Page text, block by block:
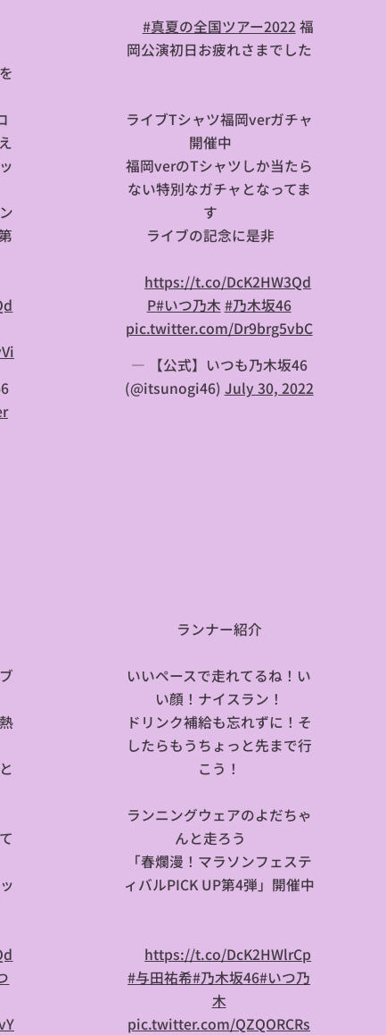
#真夏の全国ツアー2022福
岡公演初日お疲れさまでした
ライブTシャツ福岡verガチャ
開催中✨
福岡verのTシャツしか当たら
ない特別なガチャとなってま
す🤩
ライブの記念に是非🎊
https://t.co/DcK2HW3Qd
P#いつ乃木 #乃木坂46
pic.twitter.com/Dr9brg5vbC
— 【公式】いつも乃木坂46
(@itsunogi46) July 30, 2022
🌸ランナー紹介🏃
いいペースで走れてるね！い
い顔！ナイスラン！
ドリンク補給も忘れずに！そ
したらもうちょっと先まで行
こう！
ランニングウェアのよだちゃ
んと走ろう😍
「春爛漫！マラソンフェステ
ィバルPICK UP第4弾」開催中
https://t.co/DcK2HWlrCp
#与田祐希#乃木坂46#いつ乃
木
pic.twitter.com/QZQORCRs